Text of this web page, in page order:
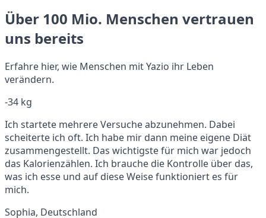
Über 100 Mio. Menschen vertrauen
uns bereits
Erfahre hier, wie Menschen mit Yazio ihr Leben
verändern.
-34 kg
Ich startete mehrere Versuche abzunehmen. Dabei
scheiterte ich oft. Ich habe mir dann meine eigene Diät
zusammengestellt. Das wichtigste für mich war jedoch
das Kalorienzählen. Ich brauche die Kontrolle über das,
was ich esse und auf diese Weise funktioniert es für
mich.
Sophia, Deutschland